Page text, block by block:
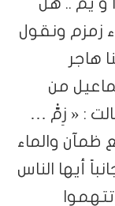
زمزم ونقول
هاجر
من
: « زِمّْ …
ظمآن والماء
أيها الناس